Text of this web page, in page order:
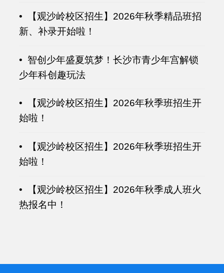
• 【观沙岭校区招生】2026年秋季精品班招
新、补录开始啦！
• 智创少年盛夏筑梦！长沙市青少年宫解锁
少年科创趣玩法
• 【观沙岭校区招生】2026年秋季班招生开
始啦！
• 【观沙岭校区招生】2026年秋季班招生开
始啦！
• 【观沙岭校区招生】2026年秋季成人班火
热报名中！